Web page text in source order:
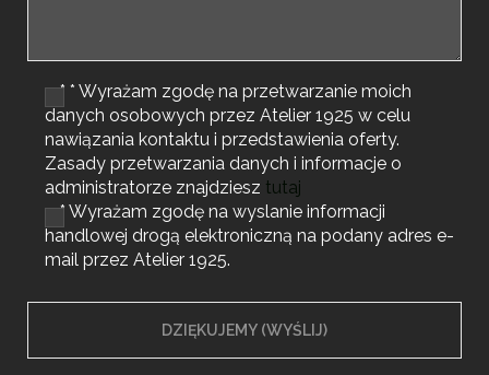
* * Wyrażam zgodę na przetwarzanie moich
danych osobowych przez Atelier 1925 w celu
nawiązania kontaktu i przedstawienia oferty.
Zasady przetwarzania danych i informacje o
administratorze znajdziesz tutaj
* Wyrażam zgodę na wyslanie informacji
handlowej drogą elektroniczną na podany adres e-
mail przez Atelier 1925.